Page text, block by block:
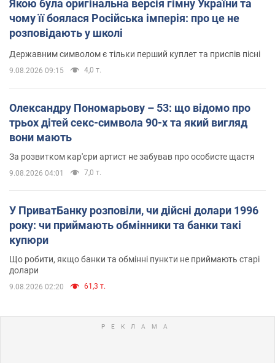
Якою була оригінальна версія гімну України та
чому її боялася Російська імперія: про це не
розповідають у школі
Державним символом є тільки перший куплет та приспів пісні
9.08.2026 09:15 4,0 т.
Олександру Пономарьову – 53: що відомо про
трьох дітей секс-символа 90-х та який вигляд
вони мають
За розвитком кар'єри артист не забував про особисте щастя
9.08.2026 04:01 7,0 т.
У ПриватБанку розповіли, чи дійсні долари 1996
року: чи приймають обмінники та банки такі
купюри
Що робити, якщо банки та обмінні пункти не приймають старі
долари
9.08.2026 02:20 61,3 т.